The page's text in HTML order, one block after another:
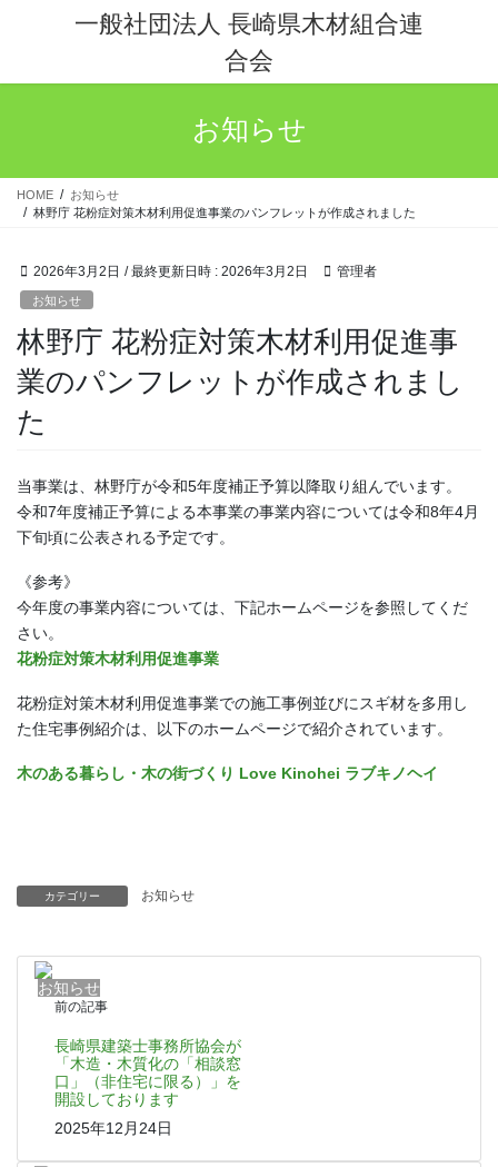
ン
ー
一般社団法人 長崎県木材組合連
合会
お知らせ
HOME
お知らせ
林野庁 花粉症対策木材利用促進事業のパンフレットが作成されました
2026年3月2日 / 最終更新日時 : 2026年3月2日 管理者
お知らせ
林野庁 花粉症対策木材利用促進事
業のパンフレットが作成されまし
た
当事業は、林野庁が令和5年度補正予算以降取り組んでいます。
令和7年度補正予算による本事業の事業内容については令和8年4月
下旬頃に公表される予定です。
《参考》
今年度の事業内容については、下記ホームページを参照してくだ
さい。
花粉症対策木材利用促進事業
花粉症対策木材利用促進事業での施工事例並びにスギ材を多用し
た住宅事例紹介は、以下のホームページで紹介されています。
木のある暮らし・木の街づくり Love Kinohei ラブキノヘイ
カテゴリー お知らせ
お知らせ
前の記事
長崎県建築士事務所協会が
「木造・木質化の「相談窓
口」（非住宅に限る）」を
開設しております
2025年12月24日